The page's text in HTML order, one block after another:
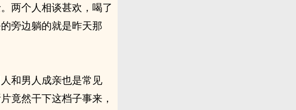
两个人相谈甚欢，喝了
旁边躺的就是昨天那
和男人成亲也是常见
竟然干下这档子事来，